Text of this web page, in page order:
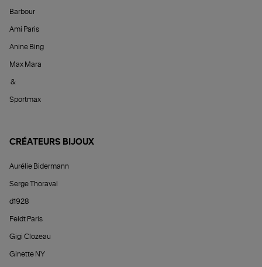
Barbour
Ami Paris
Anine Bing
Max Mara
&
Sportmax
CRÉATEURS BIJOUX
Aurélie Bidermann
Serge Thoraval
d1928
Feidt Paris
Gigi Clozeau
Ginette NY